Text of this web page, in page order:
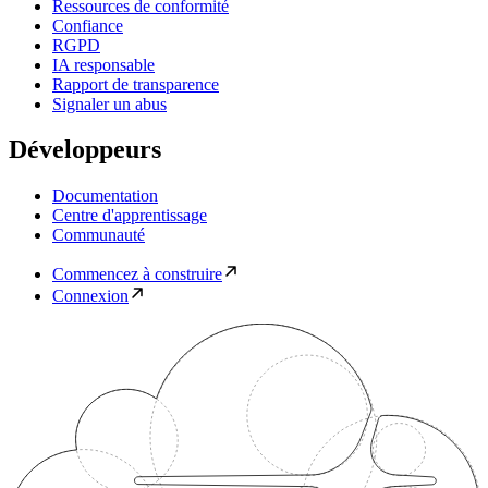
Ressources de conformité
Confiance
RGPD
IA responsable
Rapport de transparence
Signaler un abus
Développeurs
Documentation
Centre d'apprentissage
Communauté
Commencez à construire
Connexion